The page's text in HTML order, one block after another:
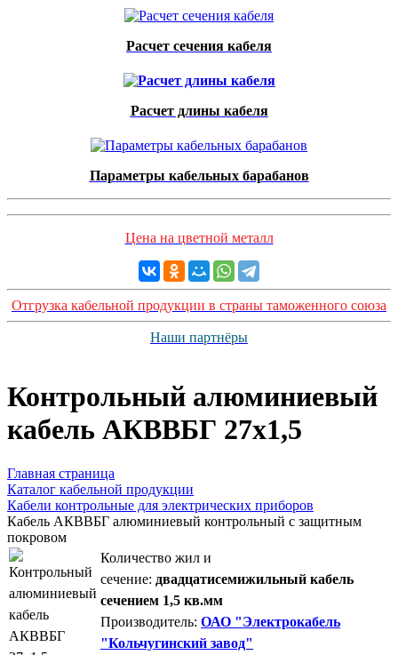
Расчет сечения кабеля
Расчет длины кабеля
Параметры кабельных барабанов
Цена на цветной металл
Отгрузка кабельной продукции в страны таможенного союза
Наши партнёры
Контрольный алюминиевый
кабель АКВВБГ 27х1,5
Главная страница
Каталог кабельной продукции
Кабели контрольные для электрических приборов
Кабель АКВВБГ алюминиевый контрольный с защитным
покровом
Количество жил и
сечение: двадцатисемижильный кабель
сечением 1,5 кв.мм
Производитель: ОАО "Электрокабель
"Кольчугинский завод"